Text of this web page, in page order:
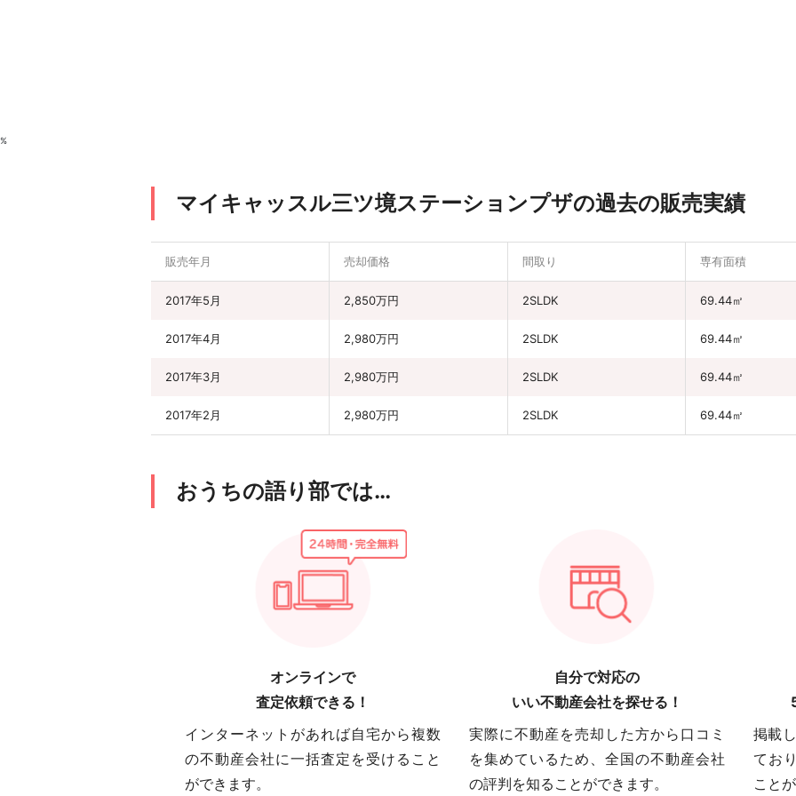
%
マイキャッスル三ツ境ステーションプザの過去の販売実績
販売年月 売却価格 間取り 専有面積
2017年5月 2,850万円 2SLDK 69.44㎡
2017年4月 2,980万円 2SLDK 69.44㎡
2017年3月 2,980万円 2SLDK 69.44㎡
2017年2月 2,980万円 2SLDK 69.44㎡
おうちの語り部では…
オンラインで
査定依頼できる！
インターネットがあれば自宅から複数
の不動産会社に一括査定を受けること
ができます。
自分で対応の
いい不動産会社を探せる！
実際に不動産を売却した方から口コミ
を集めているため、全国の不動産会社
の評判を知ることができます。
掲載
てお
こと